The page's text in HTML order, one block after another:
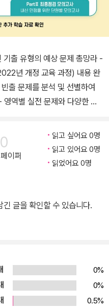
출 유형의 예상 문제 총망라 -
년 개정 교육 과정) 내용 완
어휘 실전 문제 교과서
확인 학습 문제를 제시함으로
핵심 의사소통 설명과 단원 내
별 확인 학습 문제를 제시함으
핵심 문법과
0
이퍼
읽고 싶어요 0명
읽고 있어요 0명
읽었어요 0명
글을 확인할 수 있습니다.
0%
0%
0.5%